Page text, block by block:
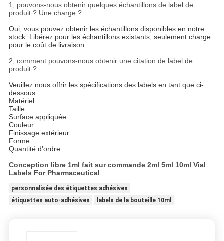
1, pouvons-nous obtenir quelques échantillons de label de
produit ? Une charge ?
Oui, vous pouvez obtenir les échantillons disponibles en notre
stock. Libérez pour les échantillons existants, seulement charge
pour le coût de livraison
2, comment pouvons-nous obtenir une citation de label de
produit ?
Veuillez nous offrir les spécifications des labels en tant que ci-
dessous :
Matériel
Taille
Surface appliquée
Couleur
Finissage extérieur
Forme
Quantité d'ordre
Conception libre 1ml fait sur commande 2ml 5ml 10ml Vial
Labels For Pharmaceutical
personnalisée des étiquettes adhésives
étiquettes auto-adhésives
labels de la bouteille 10ml